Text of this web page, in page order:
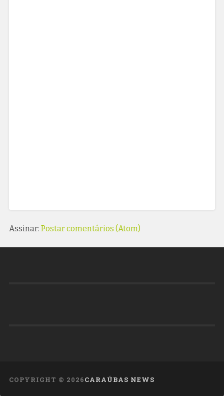
Assinar: Postar comentários (Atom)
COPYRIGHT © 2026CARAÚBAS NEWS